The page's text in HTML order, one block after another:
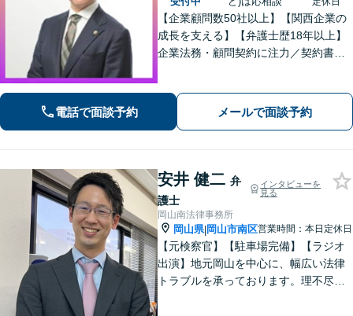
【企業顧問数50社以上】【関西企業の
成長を支える】【弁護士歴18年以上】
企業法務・顧問契約に注力／契約書・
ポート【企業側の労働トラブル解決に
注力】【淀屋橋駅・北浜駅すぐ】
電話で面談予約 メールで面談予約
安井 健二 弁
護士
インタビューを
見る
岡山南法律事務所
岡山県|岡山市南区営業時間：本日定休日
【元検察官】【駐車場完備】【ラジオ
出演】地元岡山を中心に、幅広い法律
トラブルを承っております。理不尽な